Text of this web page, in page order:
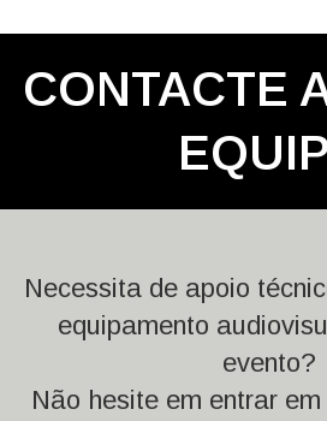
CONTACTE
Necessita de apoio
equipamento
evento?
Não hesite em entrar